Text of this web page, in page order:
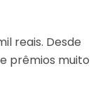
reais. Desde
prêmios muito